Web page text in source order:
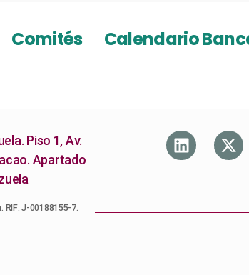
Comités
Calendario
Piso 1, Av.
Apartado
J-00188155-7.